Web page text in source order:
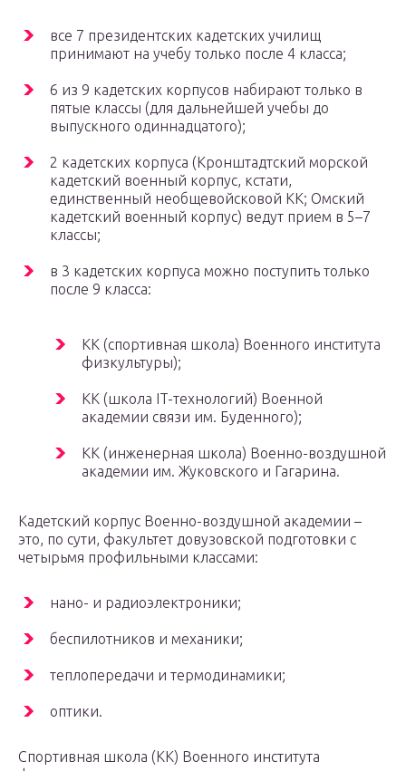
все 7 президентских кадетских училищ
принимают на учебу только после 4 класса;
6 из 9 кадетских корпусов набирают только в
пятые классы (для дальнейшей учебы до
выпускного одиннадцатого);
2 кадетских корпуса (Кронштадтский морской
кадетский военный корпус, кстати,
единственный необщевойсковой КК; Омский
кадетский военный корпус) ведут прием в 5–7
классы;
в 3 кадетских корпуса можно поступить только
после 9 класса:
КК (спортивная школа) Военного института
физкультуры);
КК (школа IT-технологий) Военной
академии связи им. Буденного);
КК (инженерная школа) Военно-воздушной
академии им. Жуковского и Гагарина.
Кадетский корпус Военно-воздушной академии –
это, по сути, факультет довузовской подготовки с
четырьмя профильными классами:
нано- и радиоэлектроники;
беспилотников и механики;
теплопередачи и термодинамики;
оптики.
Спортивная школа (КК) Военного института